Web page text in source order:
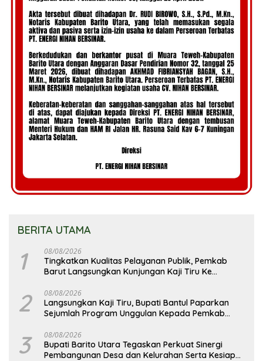
BERITA UTAMA
1 08/08/2026
Tingkatkan Kualitas Pelayanan Publik, Pemkab
Barut Langsungkan Kunjungan Kaji Tiru Ke
2 08/08/2026
Langsungkan Kaji Tiru, Bupati Bantul Paparkan
Sejumlah Program Unggulan Kepada Pemkab
3 08/08/2026
Bupati Barito Utara Tegaskan Perkuat Sinergi
Pembangunan Desa dan Kelurahan Serta Kesiapan